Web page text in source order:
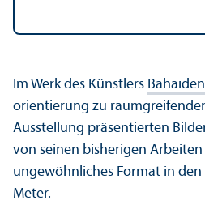
Im Werk des Künstlers Bahaiden
orientierung zu
Ausstellung präsentierten
von seinen bisherigen
ungewöhnliches Format in
Meter.